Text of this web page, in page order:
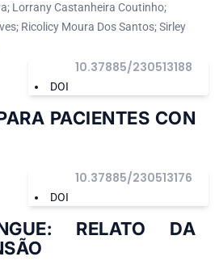
Lorrany Castanheira Coutinho;
Ricolicy Moura Dos Santos; Sirley
DOI
10.37885/230513188
PACIENTES CON
DOI
10.37885/230513176
RELATO DA